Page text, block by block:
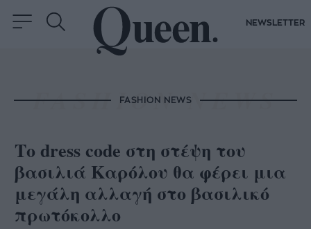
NEWSLETTER
FASHION NEWS
Το dress code στη στέψη του
βασιλιά Καρόλου θα φέρει μια
μεγάλη αλλαγή στο βασιλικό
πρωτόκολλο